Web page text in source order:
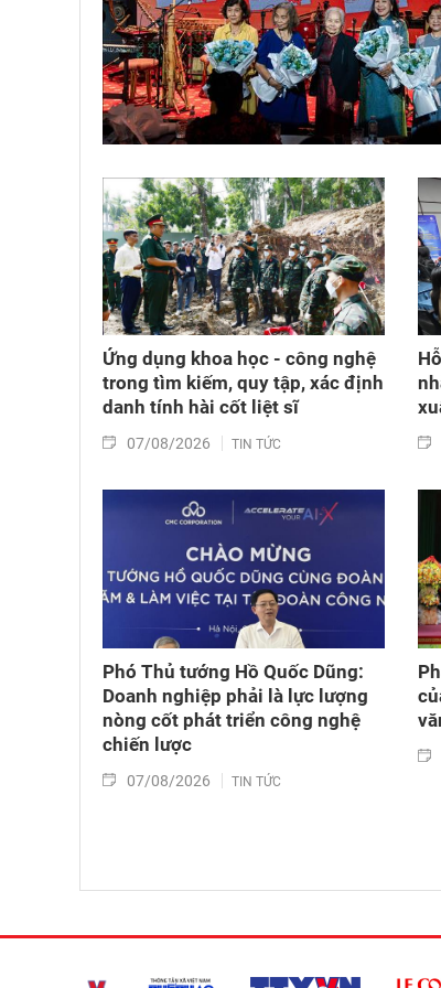
Ứng dụng khoa học - công nghệ
trong tìm kiếm, quy tập, xác định
danh tính hài cốt liệt sĩ
07/08/2026 TIN TỨC
Phó Thủ tướng Hồ Quốc Dũng:
Doanh nghiệp phải là lực lượng
nòng cốt phát triển công nghệ
chiến lược
07/08/2026 TIN TỨC